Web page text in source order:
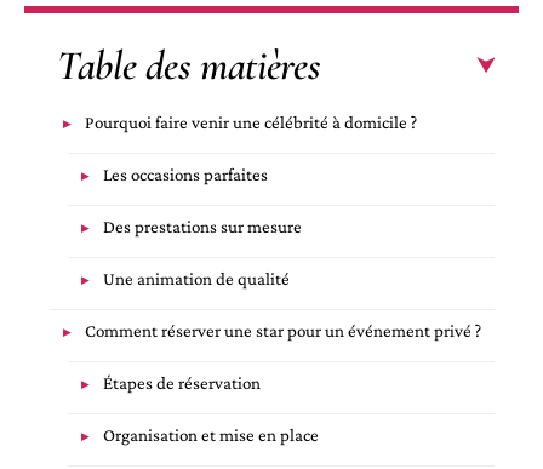
Table des matières
Pourquoi faire venir une célébrité à domicile ?
Les occasions parfaites
Des prestations sur mesure
Une animation de qualité
Comment réserver une star pour un événement privé ?
Étapes de réservation
Organisation et mise en place